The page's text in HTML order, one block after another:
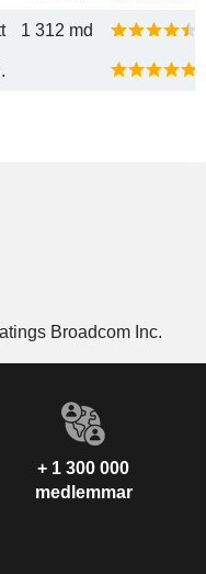
1 312 md
Broadcom Inc.
+ 1 300 000
medlemmar